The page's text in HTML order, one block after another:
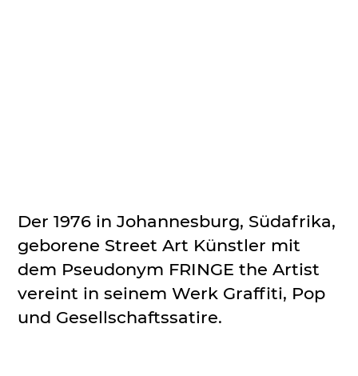
Der 1976 in Johannesburg, Südafrika,
geborene Street Art Künstler mit
dem Pseudonym FRINGE the Artist
vereint in seinem Werk Graffiti, Pop
und Gesellschaftssatire.